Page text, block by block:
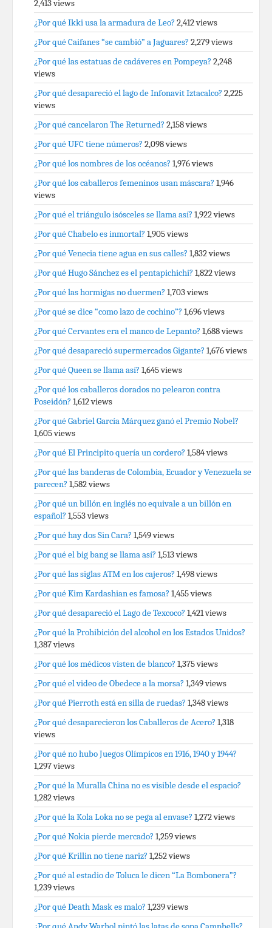
2,413 views
¿Por qué Ikki usa la armadura de Leo? 2,412 views
¿Por qué Caifanes “se cambió” a Jaguares? 2,279 views
¿Por qué las estatuas de cadáveres en Pompeya? 2,248
views
¿Por qué desapareció el lago de Infonavit Iztacalco? 2,225
views
¿Por qué cancelaron The Returned? 2,158 views
¿Por qué UFC tiene números? 2,098 views
¿Por qué los nombres de los océanos? 1,976 views
¿Por qué los caballeros femeninos usan máscara? 1,946
views
¿Por qué el triángulo isósceles se llama así? 1,922 views
¿Por qué Chabelo es inmortal? 1,905 views
¿Por qué Venecia tiene agua en sus calles? 1,832 views
¿Por qué Hugo Sánchez es el pentapichichi? 1,822 views
¿Por qué las hormigas no duermen? 1,703 views
¿Por qué se dice “como lazo de cochino”? 1,696 views
¿Por qué Cervantes era el manco de Lepanto? 1,688 views
¿Por qué desapareció supermercados Gigante? 1,676 views
¿Por qué Queen se llama así? 1,645 views
¿Por qué los caballeros dorados no pelearon contra
Poseidón? 1,612 views
¿Por qué Gabriel García Márquez ganó el Premio Nobel?
1,605 views
¿Por qué El Principito quería un cordero? 1,584 views
¿Por qué las banderas de Colombia, Ecuador y Venezuela se
parecen? 1,582 views
¿Por qué un billón en inglés no equivale a un billón en
español? 1,553 views
¿Por qué hay dos Sin Cara? 1,549 views
¿Por qué el big bang se llama así? 1,513 views
¿Por qué las siglas ATM en los cajeros? 1,498 views
¿Por qué Kim Kardashian es famosa? 1,455 views
¿Por qué desapareció el Lago de Texcoco? 1,421 views
¿Por qué la Prohibición del alcohol en los Estados Unidos?
1,387 views
¿Por qué los médicos visten de blanco? 1,375 views
¿Por qué el video de Obedece a la morsa? 1,349 views
¿Por qué Pierroth está en silla de ruedas? 1,348 views
¿Por qué desaparecieron los Caballeros de Acero? 1,318
views
¿Por qué no hubo Juegos Olímpicos en 1916, 1940 y 1944?
1,297 views
¿Por qué la Muralla China no es visible desde el espacio?
1,282 views
¿Por qué la Kola Loka no se pega al envase? 1,272 views
¿Por qué Nokia pierde mercado? 1,259 views
¿Por qué Krillin no tiene nariz? 1,252 views
¿Por qué al estadio de Toluca le dicen “La Bombonera”?
1,239 views
¿Por qué Death Mask es malo? 1,239 views